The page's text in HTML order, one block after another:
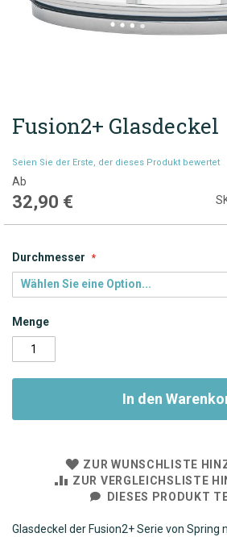
Zum
Anfang
springen
Fusion2+ Glasdeckel
Seien Sie der Erste, der dieses Produkt bewertet
Ab
32,90 €
Durchmesser
Menge
In den
ZUR WUNSCHLISTE
ZUR VERGLEICHSLISTE
DIESES PRODUKT
Glasdeckel der Fusion2+ Serie von